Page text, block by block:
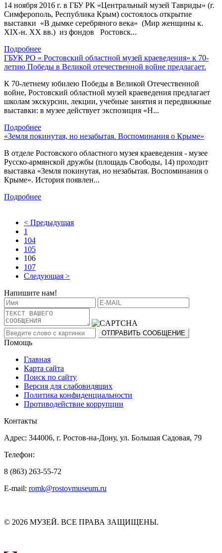
14 ноября 2016 г. в ГБУ РК «Центральный музей Тавриды» (г.
Симферополь, Республика Крым) состоялось открытие
выставки «В дымке серебряного века» (Мир женщины к.
ХIХ-н. ХХ вв.) из фондов Ростовск...
Подробнее
ГБУК РО « Ростовский областной музей краеведения» к 70-
летию Победы в Великой отечественной войне предлагает.
К 70-летнему юбилею Победы в Великой Отечественной
войне, Ростовский областной музей краеведения предлагает
школам экскурсии, лекции, учебные занятия и передвижные
выставки: в музее действует экспозиция «Н...
Подробнее
«Земля покинутая, но незабытая. Воспоминания о Крыме»
В отделе Ростовского областного музея краеведения - музее
Русско-армянской дружбы (площадь Свободы, 14) проходит
выставка «Земля покинутая, но незабытая. Воспоминания о
Крыме». История появлен...
Подробнее
< Предыдущая
1
104
105
106
107
Следующая >
Напишите нам!
Помощь
Главная
Карта сайта
Поиск по сайту
Версия для слабовидящих
Политика конфиденциальности
Противодействие коррупции
Контакты
Адрес: 344006, г. Ростов-на-Дону, ул. Большая Садовая, 79
Телефон:
8 (863) 263-55-72
E-mail: romk@rostovmuseum.ru
© 2026 МУЗЕЙ. ВСЕ ПРАВА ЗАЩИЩЕНЫ.